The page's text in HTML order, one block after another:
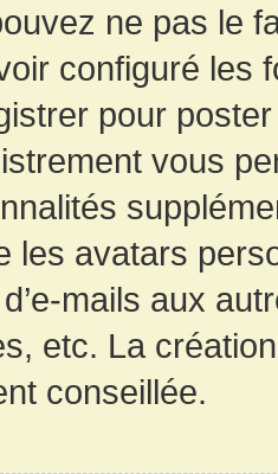
ne pas le
configuré les
pour
vous
les avatars
d’e-mails aux
etc. La
conseillée.